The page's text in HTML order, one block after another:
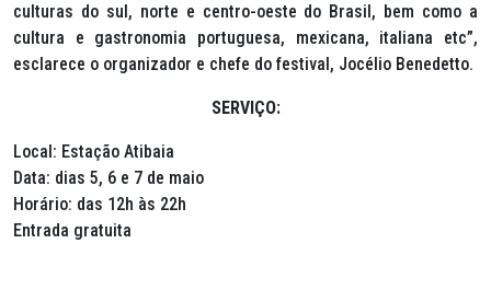
culturas do sul, norte e centro-oeste do Brasil, bem como a
cultura e gastronomia portuguesa, mexicana, italiana etc”,
esclarece o organizador e chefe do festival, Jocélio Benedetto.
SERVIÇO:
Local: Estação Atibaia
Data: dias 5, 6 e 7 de maio
Horário: das 12h às 22h
Entrada gratuita